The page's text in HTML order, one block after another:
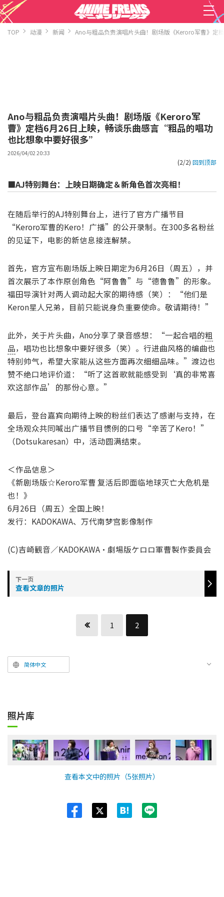
TOP 动漫 新闻 Ano与粗品负责演唱片头曲！剧场版《Keroro军曹》
Ano与粗品负责演唱片头曲！剧场版《Keroro军
曹》定档6月26日上映，畅谈乐曲感言“粗品的唱功
也比想象中要好很多”
2026/04/02 20:33
(2/2) 回到顶部
■AJ特别舞台：上映日期确定＆新角色首次亮相！
在随后举行的AJ特别舞台上，进行了官方广播节目
“Keroro军曹的Kero！广播”的公开录制。在300多名粉丝
的见证下，电影的新信息接连解禁。
首先，官方宣布剧场版上映日期定为6月26日（周五），并
首次展示了本作原创角色“阿鲁鲁”与“德鲁鲁”的形象。
福田导演针对两人调动起大家的期待感（笑）：“他们是
Keron星人兄弟，目前只能说身负重要使命。敬请期待！”
此外，关于片头曲，Ano分享了录音感想：“一起合唱的粗
品，唱功也比想象中要好很多（笑）。行进曲风格的编曲也
特别帅气，希望大家能从这些方面再次细细品味。”渡边也
赞不绝口地评价道：“听了这首歌就能感受到‘真的非常喜
欢这部作品’的那份心意。”
最后，登台嘉宾向期待上映的粉丝们表达了感谢与支持，在
全场观众共同喊出广播节目惯例的口号“辛苦了Kero！”
（Dotsukaresan）中，活动圆满结束。
＜作品信息＞
《新剧场版☆Keroro军曹 复活后即面临地球灭亡大危机是
也！》
6月26日（周五）全国上映！
发行：KADOKAWA、万代南梦宫影像制作
(C)吉崎観音／KADOKAWA・劇場版ケロロ軍曹製作委員会
查看文章的照片
1 2
简体中文
照片库
查看本文中的照片（5张照片）